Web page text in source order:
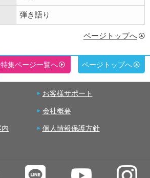
弾き語り
ページトップへ
特集ページ一覧へ ページトップへ
お客様サポート
会社概要
個人情報保護方針